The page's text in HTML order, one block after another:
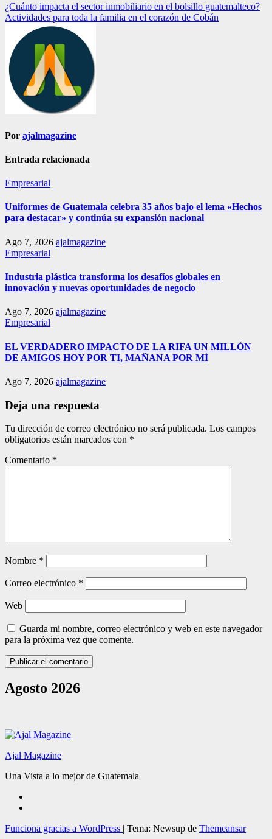
Navegación
de
entradas
¿Cuánto impacta el sector inmobiliario en el bolsillo guatemalteco?
Actividades para toda la familia en el corazón de Cobán
Por ajalmagazine
Entrada relacionada
Empresarial
Uniformes de Guatemala celebra 35 años bajo el lema «Hechos
para destacar» y continúa su expansión nacional
Ago 7, 2026 ajalmagazine
Empresarial
Industria plástica transforma los desafíos globales en
innovación y nuevas oportunidades de negocio
Ago 7, 2026 ajalmagazine
Empresarial
EL VERDADERO IMPACTO DE LA RIFA UN MILLÓN
DE AMIGOS HOY POR TI, MAÑANA POR MÍ
Ago 7, 2026 ajalmagazine
Deja una respuesta
Tu dirección de correo electrónico no será publicada. Los campos
obligatorios están marcados con *
Comentario *
Nombre *
Correo electrónico *
Web
Guarda mi nombre, correo electrónico y web en este navegador
para la próxima vez que comente.
Agosto 2026
Ajal Magazine
Una Vista a lo mejor de Guatemala
Funciona gracias a WordPress | Tema: Newsup de Themeansar